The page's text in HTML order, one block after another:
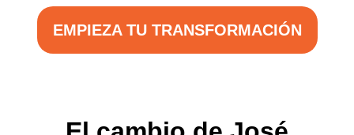
EMPIEZA TU TRANSFORMACIÓN